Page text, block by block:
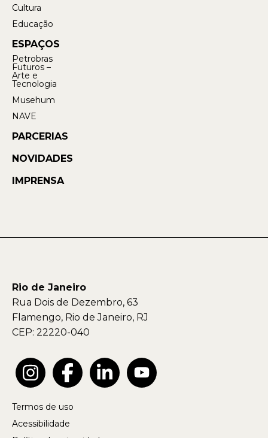
Cultura
Educação
ESPAÇOS
Petrobras
Futuros –
Arte e
Tecnologia
Musehum
NAVE
PARCERIAS
NOVIDADES
IMPRENSA
Rio de Janeiro
Rua Dois de Dezembro, 63
Flamengo, Rio de Janeiro, RJ
CEP: 22220-040
Termos de uso
Acessibilidade